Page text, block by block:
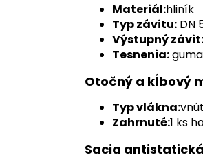
Materiál:hliník
Typ závitu: DN
Výstupný závit:
Tesnenia:
Otočný a kĺbový
Typ vlákna:
Zahrnuté:1 ks
Sacia